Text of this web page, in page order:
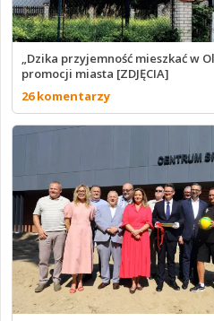
„Dzika przyjemność mieszkać w
promocji miasta [ZDJĘCIA]
26 komentarzy